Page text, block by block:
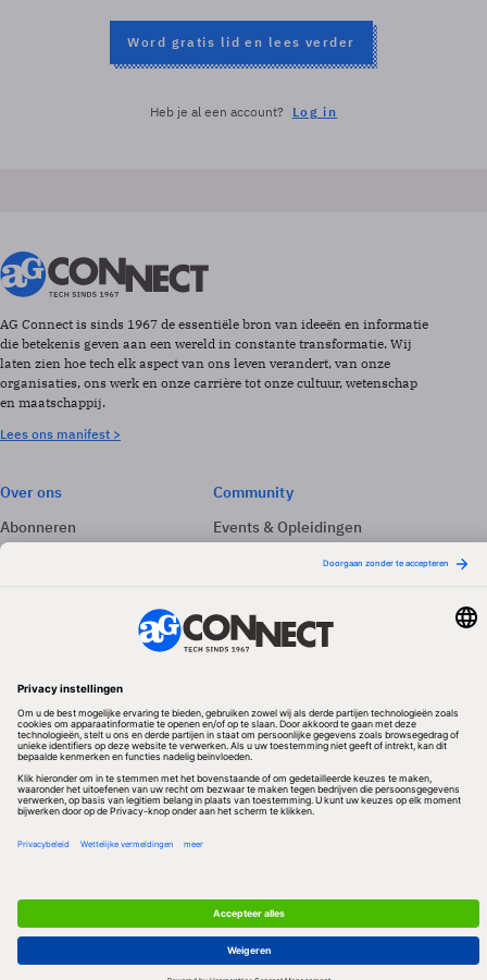
Word gratis lid en lees verder
Heb je al een account? Log in
AG Connect is sinds 1967 de essentiële bron van ideeën en informatie
die betekenis geven aan een wereld in constante transformatie. Wij
laten zien hoe tech elk aspect van ons leven verandert, van onze
organisaties, ons werk en onze carrière tot onze cultuur, wetenschap
en maatschappij.
Lees ons manifest >
Over ons
Abonneren
Adverteren
Community
Events & Opleidingen
Volg ons
Redactionele partner
Algemene Voorwaarden & Copyrights